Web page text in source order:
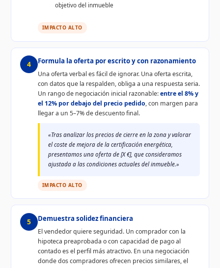
objetivo del inmueble
IMPACTO ALTO
4 Formula la oferta por escrito y con razonamiento
Una oferta verbal es fácil de ignorar. Una oferta escrita,
con datos que la respalden, obliga a una respuesta seria.
Un rango de negociación inicial razonable:entre el 8% y
el 12% por debajo del precio pedido, con margen para
llegar a un 5–7% de descuento final.
«Tras analizar los precios de cierre en la zona y valorar
el coste de mejora de la certificación energética,
presentamos una oferta de [X €], que consideramos
ajustada a las condiciones actuales del inmueble.»
IMPACTO ALTO
5 Demuestra solidez financiera
El vendedor quiere seguridad. Un comprador con la
hipoteca preaprobada o con capacidad de pago al
contado es el perfil más atractivo. En una negociación
donde dos compradores ofrecen precios similares, el